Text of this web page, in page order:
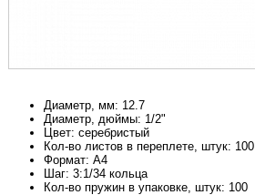
Диаметр, мм: 12.7
Диаметр, дюймы: 1/2"
Цвет: серебристый
Кол-во листов в переплете, штук: 100
Формат: А4
Шаг: 3:1/34 кольца
Кол-во пружин в упаковке, штук: 100